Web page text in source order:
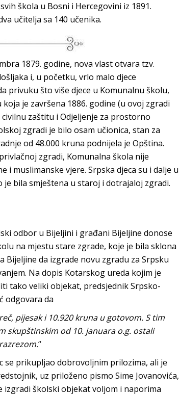
škola u Bosni i Hercegovini iz 1891.
učitelja sa 140 učenika.
1879. godine, nova vlast otvara tzv.
i, u početku, vrlo malo djece
privuku što više djece u Komunalnu školu,
je završena 1886. godine (u ovoj zgradi
zaštitu i Odjeljenje za prostorno
zgradi je bilo osam učionica, stan za
od 48.000 kruna podnijela je Opština.
zgradi, Komunalna škola nije
i muslimanske vjere. Srpska djeca su i dalje u
bila smještena u staroj i dotrajaloj zgradi.
odbor u Bijeljini i građani Bijeljine donose
na mjestu stare zgrade, koje je bila sklona
Bijeljine da izgrade novu zgradu za Srpsku
Na dopis Kotarskog ureda kojim je
tako veliki objekat, predsjednik Srpsko-
odgovara da
pijesak i 10.920 kruna u gotovom. S tim
skupštinskim od 10. januara o.g. ostali
“
se prikupljao dobrovoljnim prilozima, ali je
uz priloženo pismo Sime Jovanovića,
izgradi školski objekat voljom i naporima